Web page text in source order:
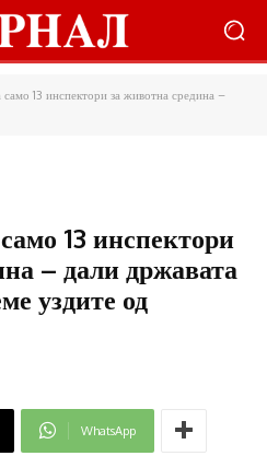
13 инспектори за животна средина –
13 инспектори
– дали државата
уздите од
WhatsApp